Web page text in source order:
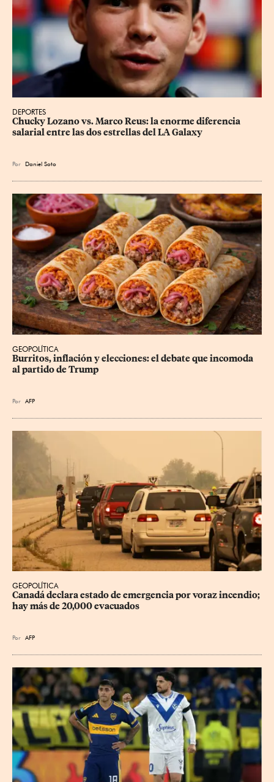
DEPORTES
Chucky Lozano vs. Marco Reus: la enorme diferencia
salarial entre las dos estrellas del LA Galaxy
Por Daniel Soto
GEOPOLÍTICA
Burritos, inflación y elecciones: el debate que incomoda
al partido de Trump
Por AFP
GEOPOLÍTICA
Canadá declara estado de emergencia por voraz incendio;
hay más de 20,000 evacuados
Por AFP